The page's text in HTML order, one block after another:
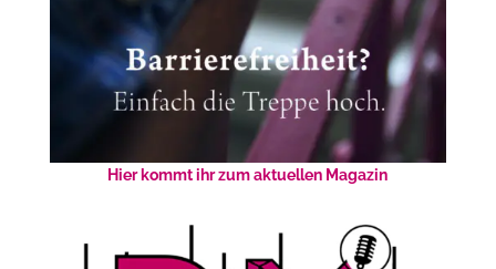
Hier kommt ihr zum aktuellen Magazin